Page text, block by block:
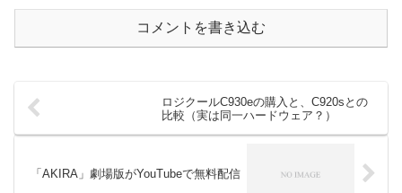
コメントを書き込む
ロジクールC930eの購入と、C920sとの
比較（実は同一ハードウェア？）
「AKIRA」劇場版がYouTubeで無料配信